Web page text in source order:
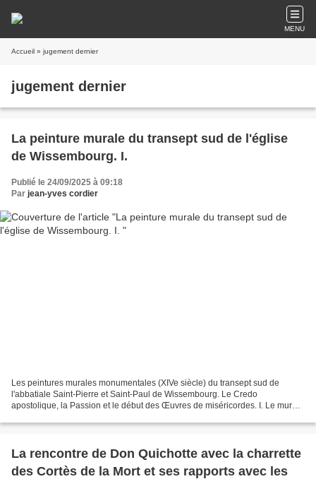
MENU
Accueil » jugement dernier
jugement dernier
La peinture murale du transept sud de l'église
de Wissembourg. I.
Publié le 24/09/2025 à 09:18
Par jean-yves cordier
Les peintures murales monumentales (XIVe siècle) du transept sud de
l'abbatiale Saint-Pierre et Saint-Paul de Wissembourg. Le Credo
apostolique, la Passion et le début des Œuvres de miséricordes. I. Le mur
La rencontre de Don Quichotte avec la charrette
des Cortès de la Mort et ses rapports avec les